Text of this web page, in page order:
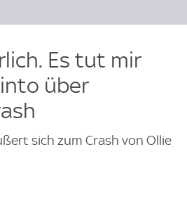
Es tut mir
über
sich zum Crash von Ollie